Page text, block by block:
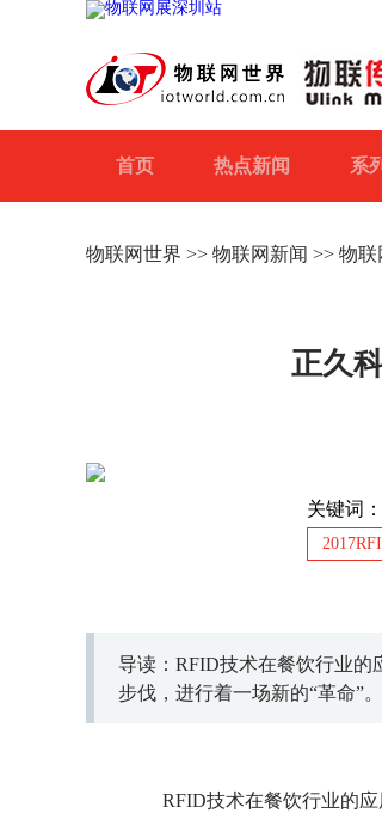
首页 热点新闻 系
物联网世界 >> 物联网新闻 >> 物联
正久
关键词：
导读：RFID技术在餐饮行业的
步伐，进行着一场新的“革命”
RFID技术在餐饮行业的应